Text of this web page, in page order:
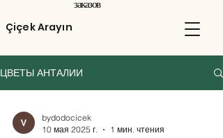
Çiçek Arayın
заказов
ЦВЕТЫ АНТАЛИИ
bydodocicek
10 мая 2025 г.
1 мин. чтения